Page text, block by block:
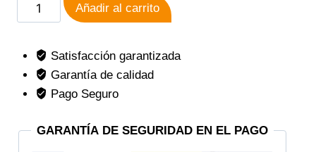
Añadir al carrito
Satisfacción garantizada
Garantía de calidad
Pago Seguro
GARANTÍA DE SEGURIDAD EN EL PAGO